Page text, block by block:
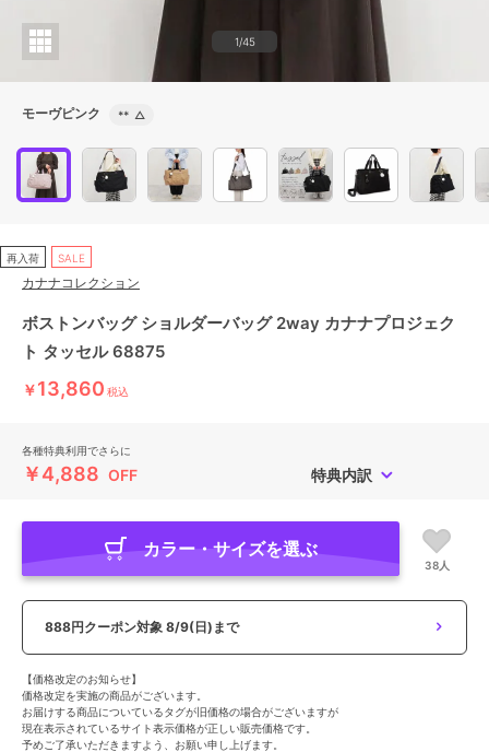
1/45
モーヴピンク ** △
再入荷 SALE
カナナコレクション
ボストンバッグ ショルダーバッグ 2way カナナプロジェク
ト タッセル 68875
￥13,860 税込
各種特典利用でさらに
￥4,888 OFF 特典内訳
カラー・サイズを選ぶ
38人
888円クーポン対象 8/9(日)まで
【価格改定のお知らせ】
価格改定を実施の商品がございます。
お届けする商品についているタグが旧価格の場合がございますが
現在表示されているサイト表示価格が正しい販売価格です。
予めご了承いただきますよう、お願い申し上げます。